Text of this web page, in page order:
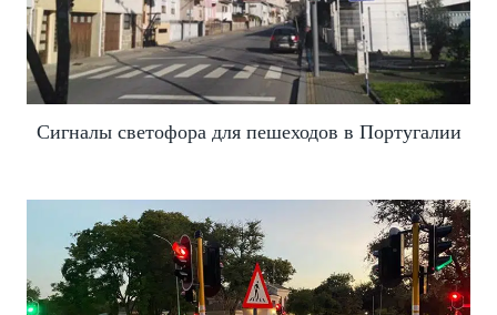
Сигналы светофора для пешеходов в Португалии